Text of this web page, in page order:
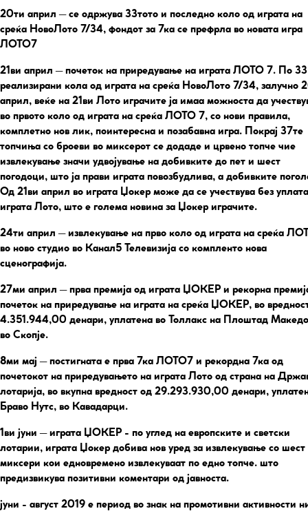
20ти април – се одржува 33тото и последно коло од играта на
среќа НовоЛото 7/34, фондот за 7ка се префрла во новата игра
ЛОТО7
21ви април – почеток на приредување на играта ЛОТО 7. По 33
реализирани кола од играта на среќа НовоЛото 7/34, залучно
април, веќе на 21ви Лото играчите ја имаа можноста да
во првото коло од играта на среќа ЛОТО 7, со нови правила,
комплетно нов лик, поинтересна и позабавна игра. Покрај 37те
топчиња со броеви во миксерот се додаде и црвено топче чие
извлекување значи удвојување на добивките до пет и шест
погодоци, што ја прави играта повозбудлива, а добивките
Од 21ви април во играта Џокер може да се учествува без
играта Лото, што е голема новина за Џокер играчите.
24ти април – извлекување на прво коло од играта на среќа
во ново студио во Канал5 Телевизија со компленто нова
сценографија.
27ми април – прва премија од играта ЏОКЕР и рекорна
почеток на приредување на играта на среќа ЏОКЕР, во
4.351.944,00 денари, уплатена во Толлакс на Плоштад
во Скопје.
8ми мај – постигната е прва 7ка ЛОТО7 и рекордна 7ка од
почетокот на приредувањето на играта Лото од страна на
лотарија, во вкупна вредност од 29.293.930,00 денари,
Браво Нутс, во Кавадарци.
1ви јуни – играта ЏОКЕР - по углед на европските и светски
лотарии, играта Џокер добива нов уред за извлекување со шест
миксери кои едновремено извлекуваат по едно топче. што
предизвикува позитивни коментари од јавноста.
јуни - август 2019 е период во знак на промотивни активности